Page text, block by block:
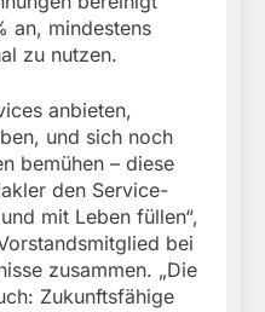
an, mindestens
zu nutzen.
anbieten,
und sich noch
bemühen – diese
den Service-
mit Leben füllen“,
bei
zusammen. „Die
Zukunftsfähige